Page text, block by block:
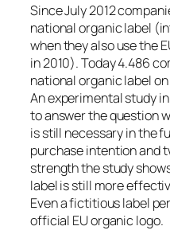
Since July 2012
national organic label
when they also use the
in 2010). Today 4.486
national organic label
An experimental study
to answer the question
is still necessary in the
purchase intention and
strength the study
label is still more
Even a fictitious label
official EU organic logo.